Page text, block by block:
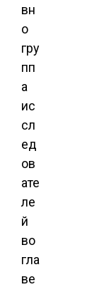
вн
о
гру
пп
а
ис
сл
ед
ов
ате
ле
й
во
гла
ве